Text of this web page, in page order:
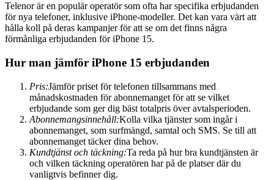
Telenor är en populär operatör som ofta har specifika erbjudanden
för nya telefoner, inklusive iPhone-modeller. Det kan vara värt att
hålla koll på deras kampanjer för att se om det finns några
förmånliga erbjudanden för iPhone 15.
Hur man jämför iPhone 15 erbjudanden
Pris:Jämför priset för telefonen tillsammans med
månadskostnaden för abonnemanget för att se vilket
erbjudande som ger dig bäst totalpris över avtalsperioden.
Abonnemangsinnehåll:Kolla vilka tjänster som ingår i
abonnemanget, som surfmängd, samtal och SMS. Se till att
abonnemanget täcker dina behov.
Kundtjänst och täckning:Ta reda på hur bra kundtjänsten är
och vilken täckning operatören har på de platser där du
vanligtvis befinner dig.